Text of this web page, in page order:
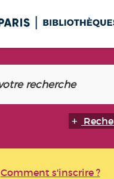
Comment s'inscrire ?